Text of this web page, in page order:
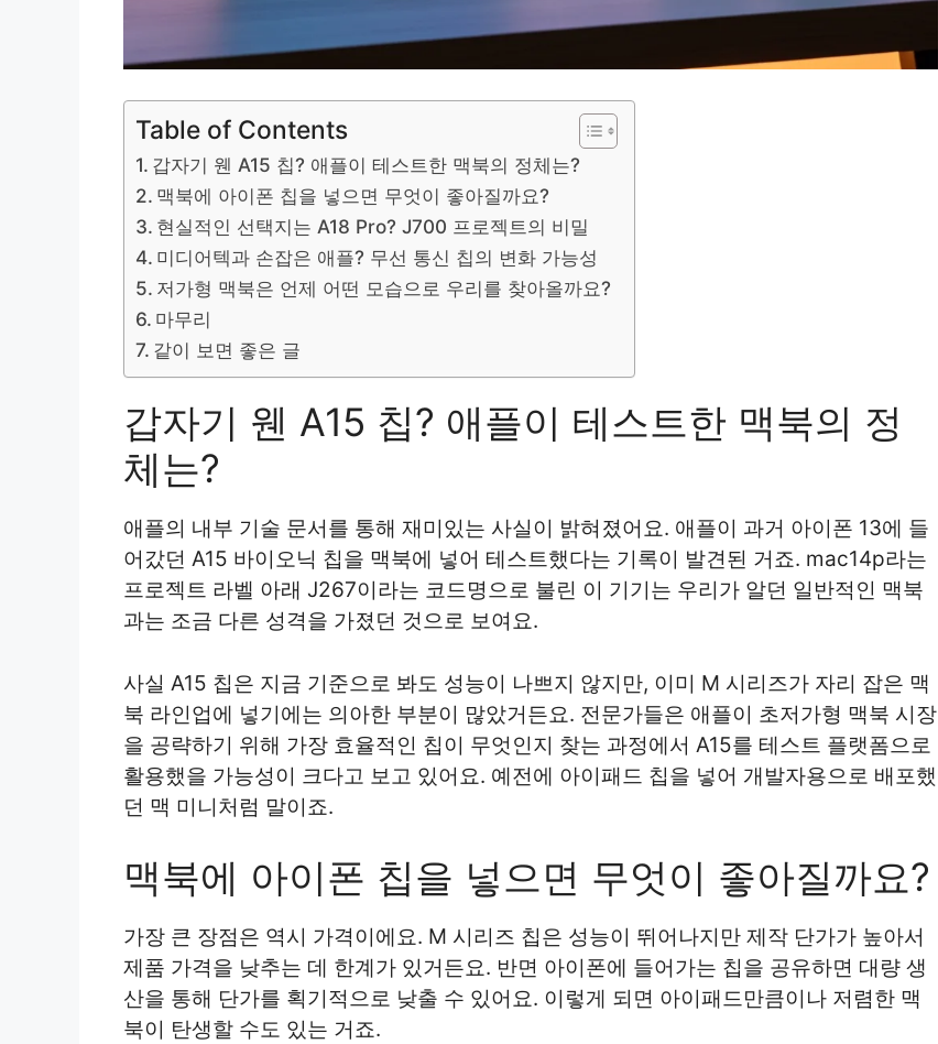
Table of Contents
갑자기 웬 A15 칩? 애플이 테스트한 맥북의 정체는?
맥북에 아이폰 칩을 넣으면 무엇이 좋아질까요?
현실적인 선택지는 A18 Pro? J700 프로젝트의 비밀
미디어텍과 손잡은 애플? 무선 통신 칩의 변화 가능성
저가형 맥북은 언제 어떤 모습으로 우리를 찾아올까요?
마무리
같이 보면 좋은 글
갑자기 웬 A15 칩? 애플이 테스트한 맥북의 정
체는?
애플의 내부 기술 문서를 통해 재미있는 사실이 밝혀졌어요. 애플이 과거 아이폰 13에 들
어갔던 A15 바이오닉 칩을 맥북에 넣어 테스트했다는 기록이 발견된 거죠. mac14p라는
프로젝트 라벨 아래 J267이라는 코드명으로 불린 이 기기는 우리가 알던 일반적인 맥북
과는 조금 다른 성격을 가졌던 것으로 보여요.
사실 A15 칩은 지금 기준으로 봐도 성능이 나쁘지 않지만, 이미 M 시리즈가 자리 잡은 맥
북 라인업에 넣기에는 의아한 부분이 많았거든요. 전문가들은 애플이 초저가형 맥북 시장
을 공략하기 위해 가장 효율적인 칩이 무엇인지 찾는 과정에서 A15를 테스트 플랫폼으로
활용했을 가능성이 크다고 보고 있어요. 예전에 아이패드 칩을 넣어 개발자용으로 배포했
던 맥 미니처럼 말이죠.
맥북에 아이폰 칩을 넣으면 무엇이 좋아질까요?
가장 큰 장점은 역시 가격이에요. M 시리즈 칩은 성능이 뛰어나지만 제작 단가가 높아서
제품 가격을 낮추는 데 한계가 있거든요. 반면 아이폰에 들어가는 칩을 공유하면 대량 생
산을 통해 단가를 획기적으로 낮출 수 있어요. 이렇게 되면 아이패드만큼이나 저렴한 맥
북이 탄생할 수도 있는 거죠.